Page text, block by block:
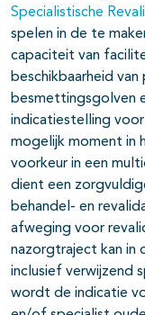
Specialistische
spelen in de te
capaciteit van
beschikbaarheid
besmettingsgolven
indicatiestelling
mogelijk moment in
voorkeur in een
dient een
behandel- en
afweging voor
nazorgtraject kan in
inclusief verwijzend
wordt de indicatie